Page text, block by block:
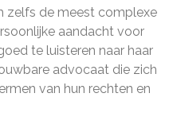
zelfs de meest complexe
aandacht voor
te luisteren naar haar
advocaat die zich
van hun rechten en